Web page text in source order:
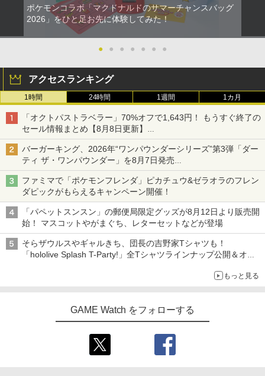
ポケモンコラボ「マクドナルドのサマーチャンスバッグ
2026」をひと足お先に体験してみた！
● ● ● ● ● ● ●
アクセスランキング
1時間 24時間 1週間 1カ月
「オクトパストラベラー」70%オフで1,643円！ もうすぐ終了の
セール情報まとめ【8月8日更新】
ニンテンドーeショップでは「大神 絶景版」が67%オフで990円
バーガーキング、2026年“ワンパウンダーシリーズ”第3弾「ダー
ティ ザ・ワンパウンダー」を8月7日発売
「特製ガーリックマヨソース」を使用した超大型チーズバーガー
ファミマで「ポケモンフレンダ」ピカチュウ&ゼラオラのフレン
ダピックがもらえるキャンペーン開催！
「パペットスンスン」の郵便局限定グッズが8月12日より販売開
始！ マスコットやがまぐち、レターセットなどが登場
そらザウルスやギャルきち、団長の吉野家Tシャツも！
「hololive Splash T-Party!」全Tシャツラインナップ公開＆オン
もっと見る
GAME Watch をフォローする